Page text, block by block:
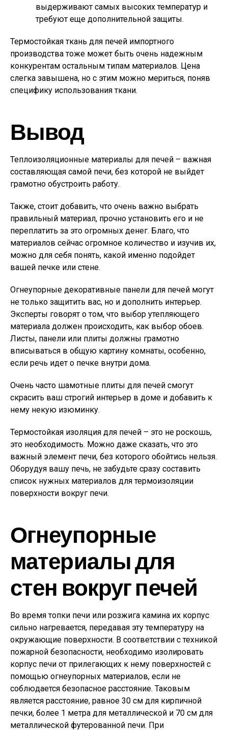
выдерживают самых высоких температур и
требуют еще дополнительной защиты.
Термостойкая ткань для печей импортного
производства тоже может быть очень надежным
конкурентам остальным типам материалов. Цена
слегка завышена, но с этим можно мериться, поняв
специфику использования ткани.
Вывод
Теплоизоляционные материалы для печей – важная
составляющая самой печи, без которой не выйдет
грамотно обустроить работу.
Также, стоит добавить, что очень важно выбрать
правильный материал, прочно установить его и не
переплатить за это огромных денег. Благо, что
материалов сейчас огромное количество и изучив их,
можно для себя понять, какой именно подойдет
вашей печке или стене.
Огнеупорные декоративные панели для печей могут
не только защитить вас, но и дополнить интерьер.
Эксперты говорят о том, что выбор утепляющего
материала должен происходить, как выбор обоев.
Листы, панели или плиты должны грамотно
вписываться в общую картину комнаты, особенно,
если речь идет о печке внутри дома.
Очень часто шамотные плиты для печей смогут
скрасить ваш строгий интерьер в доме и добавить к
нему некую изюминку.
Термостойкая изоляция для печей – это не роскошь,
это необходимость. Можно даже сказать, что это
важный элемент печи, без которого обойтись нельзя.
Оборудуя вашу печь, не забудьте сразу составить
список нужных материалов для термоизоляции
поверхности вокруг печи.
Огнеупорные
материалы для
стен вокруг печей
Во время топки печи или розжига камина их корпус
сильно нагревается, передавая эту температуру на
окружающие поверхности. В соответствии с техникой
пожарной безопасности, необходимо изолировать
корпус печи от прилегающих к нему поверхностей с
помощью огнеупорных материалов, если не
соблюдается безопасное расстояние. Таковым
является расстояние, равное 30 см для кирпичной
печки, более 1 метра для металлической и 70 см для
металлической футерованной печи. При